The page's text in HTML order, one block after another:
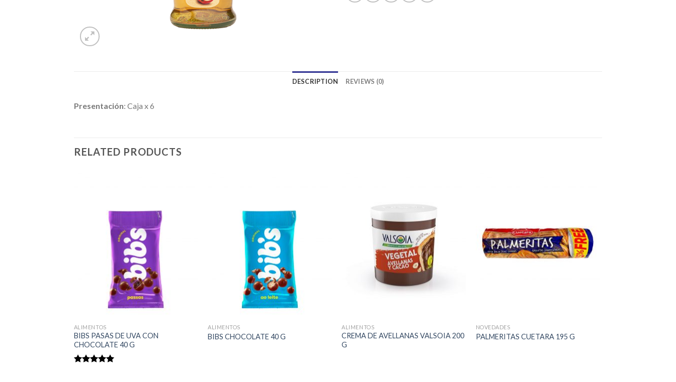
DESCRIPTION REVIEWS (0)
Presentación: Caja x 6
RELATED PRODUCTS
ALIMENTOS
BIBS PASAS DE UVA CON
CHOCOLATE 40 G
ALIMENTOS
BIBS CHOCOLATE 40 G
ALIMENTOS
CREMA DE AVELLANAS VALSOIA 200
G
NOVEDADES
PALMERITAS CUETARA 195 G